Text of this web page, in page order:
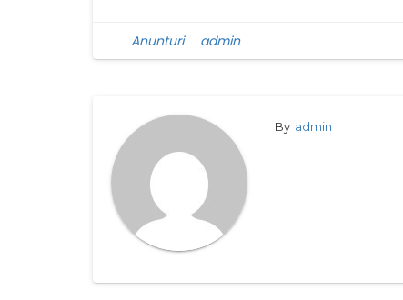
Anunturi admin
By admin